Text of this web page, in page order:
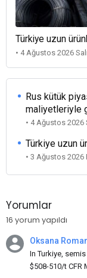
Türkiye uzun
• 4 Ağustos 2026 Salı
Rus kütük
maliyetleriyle
• 4 Ağustos 2026
Türkiye uzun
• 3 Ağustos 2026
Yorumlar
16 yorum yapıldı
Oksana
In Turkiye,
$508-510/t CFR